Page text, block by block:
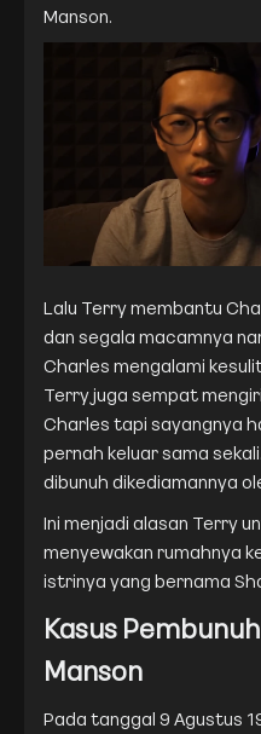
Manson.
Lalu Terry membantu
dan segala macamnya
Charles mengalami
Terry juga sempat
Charles tapi sayangnya
pernah keluar sama
dibunuh dikediamannya
Ini menjadi alasan Terry
menyewakan rumahnya
istrinya yang bernama
Kasus
Manson
Pada tanggal 9 Agustus